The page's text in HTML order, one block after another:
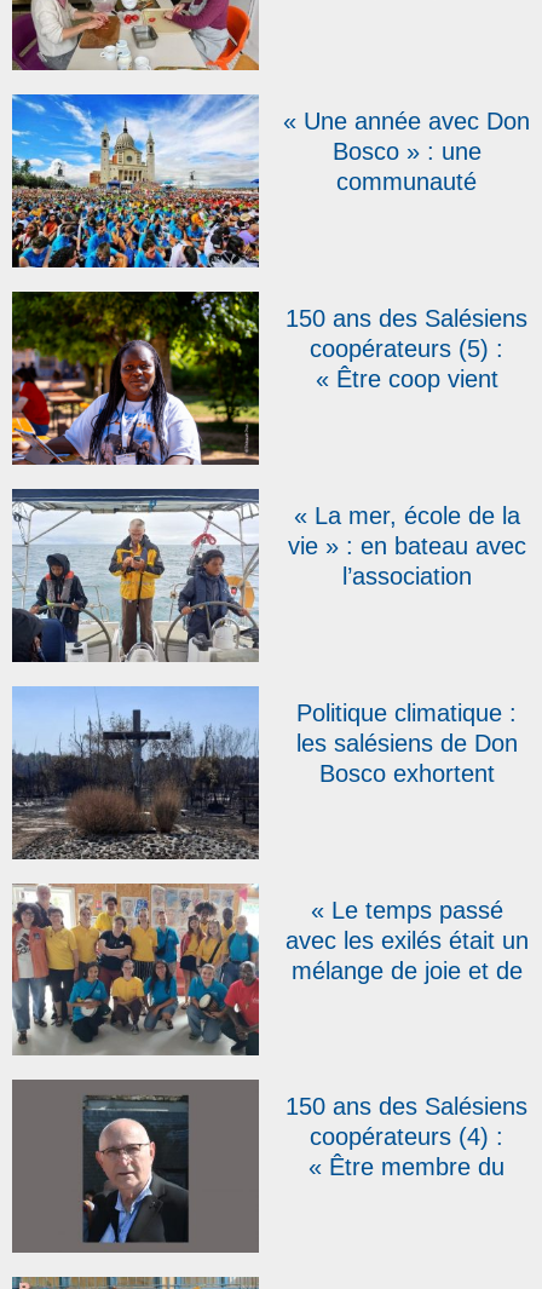
« Une année avec Don
Bosco » : une
communauté
en Italie
150 ans des Salésiens
coopérateurs (5) :
« Être coop vient
témoigne Stéphanie, à
Argenteuil
« La mer, école de la
vie » : en bateau avec
l’association
Politique climatique :
les salésiens de Don
Bosco exhortent
« Le temps passé
avec les exilés était un
mélange de joie et de
au retour du camp à
Calais
150 ans des Salésiens
coopérateurs (4) :
« Être membre du